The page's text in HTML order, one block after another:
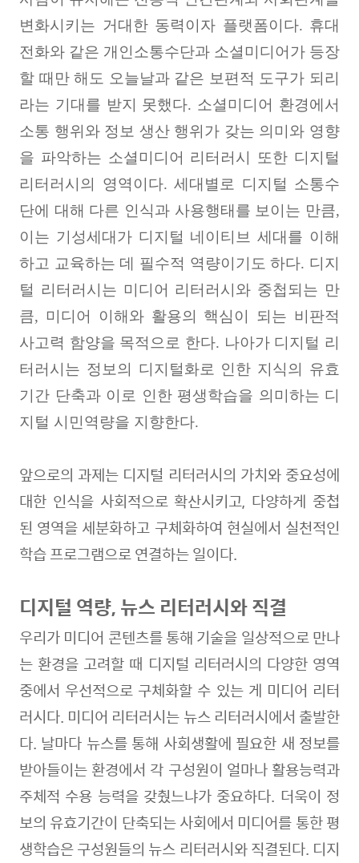
변화시키는 거대한 동력이자 플랫폼이다. 휴대
전화와 같은 개인소통수단과 소셜미디어가 등장
할 때만 해도 오늘날과 같은 보편적 도구가 되리
라는 기대를 받지 못했다. 소셜미디어 환경에서
소통 행위와 정보 생산 행위가 갖는 의미와 영향
을 파악하는 소셜미디어 리터러시 또한 디지털
리터러시의 영역이다. 세대별로 디지털 소통수
단에 대해 다른 인식과 사용행태를 보이는 만큼,
이는 기성세대가 디지털 네이티브 세대를 이해
하고 교육하는 데 필수적 역량이기도 하다. 디지
털 리터러시는 미디어 리터러시와 중첩되는 만
큼, 미디어 이해와 활용의 핵심이 되는 비판적
사고력 함양을 목적으로 한다. 나아가 디지털 리
터러시는 정보의 디지털화로 인한 지식의 유효
기간 단축과 이로 인한 평생학습을 의미하는 디
지털 시민역량을 지향한다.
앞으로의 과제는 디지털 리터러시의 가치와 중요성에
대한 인식을 사회적으로 확산시키고, 다양하게 중첩
된 영역을 세분화하고 구체화하여 현실에서 실천적인
학습 프로그램으로 연결하는 일이다.
디지털 역량, 뉴스 리터러시와 직결
우리가 미디어 콘텐츠를 통해 기술을 일상적으로 만나
는 환경을 고려할 때 디지털 리터러시의 다양한 영역
중에서 우선적으로 구체화할 수 있는 게 미디어 리터
러시다. 미디어 리터러시는 뉴스 리터러시에서 출발한
다. 날마다 뉴스를 통해 사회생활에 필요한 새 정보를
받아들이는 환경에서 각 구성원이 얼마나 활용능력과
주체적 수용 능력을 갖췄느냐가 중요하다. 더욱이 정
보의 유효기간이 단축되는 사회에서 미디어를 통한 평
생학습은 구성원들의 뉴스 리터러시와 직결된다. 디지